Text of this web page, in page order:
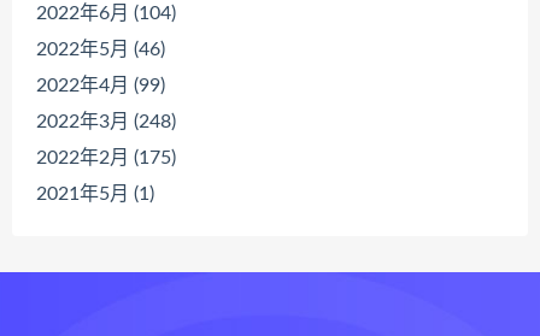
2022年6月 (104)
2022年5月 (46)
2022年4月 (99)
2022年3月 (248)
2022年2月 (175)
2021年5月 (1)